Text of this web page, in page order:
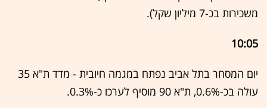
משכירות בכ-7 מיליון שקל).
10:05
יום המסחר בתל אביב נפתח במגמה חיובית - מדד ת"א 35
עולה בכ-0.6%, ת"א 90 מוסיף לערכו כ-0.3%.